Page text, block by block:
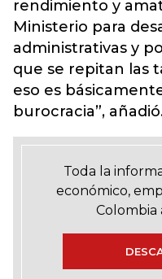
rendimiento y
Ministerio para
administrativas y
que se repitan las
eso es
burocracia”,
Toda la
económico,
Colombia